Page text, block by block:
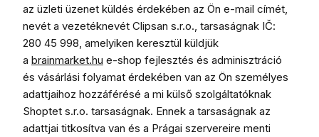
az üzleti üzenet küldés érdekében az Ön e-mail címét,
nevét a vezetéknevét Clipsan s.r.o., tarsaságnak IČ:
280 45 998, amelyiken keresztül küldjük
a brainmarket.hu e-shop fejlesztés és adminisztráció
és vásárlási folyamat érdekében van az Ön személyes
adattjaihoz hozzáférésé a mi külső szolgáltatóknak
Shoptet s.r.o. tarsaságnak. Ennek a tarsaságnak az
adattjai titkosítva van és a Prágai szervereire menti